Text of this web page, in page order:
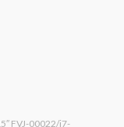
FVJ-00022/i7-